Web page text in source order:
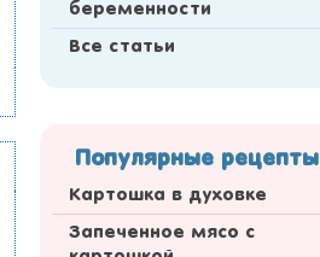
беременности
Все статьи
Популярные рецепты
Картошка в духовке
Запеченное мясо с